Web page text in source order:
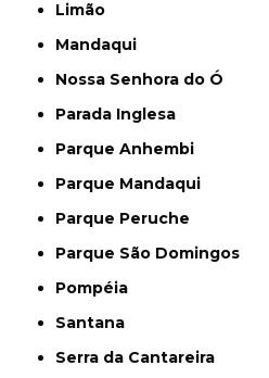
Limão
Mandaqui
Nossa Senhora do Ó
Parada Inglesa
Parque Anhembi
Parque Mandaqui
Parque Peruche
Parque São Domingos
Pompéia
Santana
Serra da Cantareira